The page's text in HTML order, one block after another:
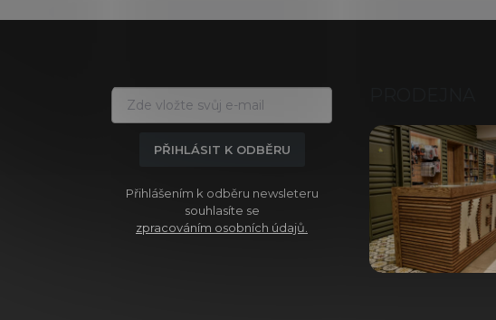
PŘIHLÁSIT K ODBĚRU
Přihlášením k odběru newsleteru
souhlasíte se
zpracováním osobních údajů.